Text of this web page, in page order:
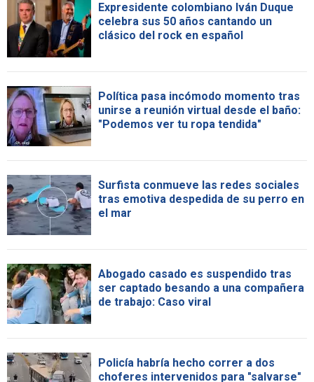
Expresidente colombiano Iván Duque
celebra sus 50 años cantando un
clásico del rock en español
Política pasa incómodo momento tras
unirse a reunión virtual desde el baño:
"Podemos ver tu ropa tendida"
Surfista conmueve las redes sociales
tras emotiva despedida de su perro en
el mar
Abogado casado es suspendido tras
ser captado besando a una compañera
de trabajo: Caso viral
Policía habría hecho correr a dos
choferes intervenidos para "salvarse"